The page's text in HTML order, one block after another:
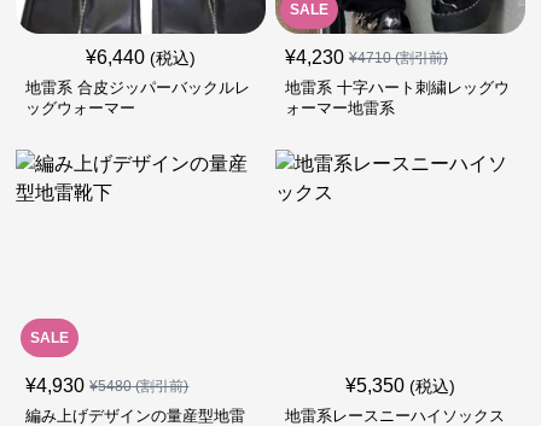
¥6,440 (税込)
地雷系 合皮ジッパーバックルレ
ッグウォーマー
SALE
¥4,230 ¥4710(割引前)
地雷系 十字ハート刺繍レッグウ
ォーマー地雷系
SALE
¥4,930 ¥5480(割引前)
編み上げデザインの量産型地雷
¥5,350 (税込)
地雷系レースニーハイソックス